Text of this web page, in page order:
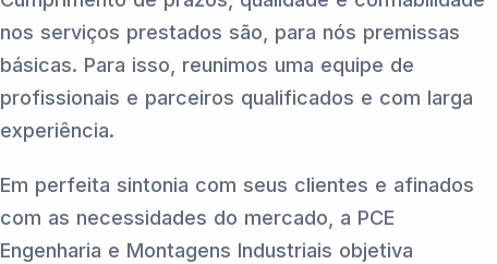
nos serviços prestados são, para nós premissas
básicas. Para isso, reunimos uma equipe de
profissionais e parceiros qualificados e com larga
experiência.
Em perfeita sintonia com seus clientes e afinados
com as necessidades do mercado, a PCE
Engenharia e Montagens Industriais objetiva